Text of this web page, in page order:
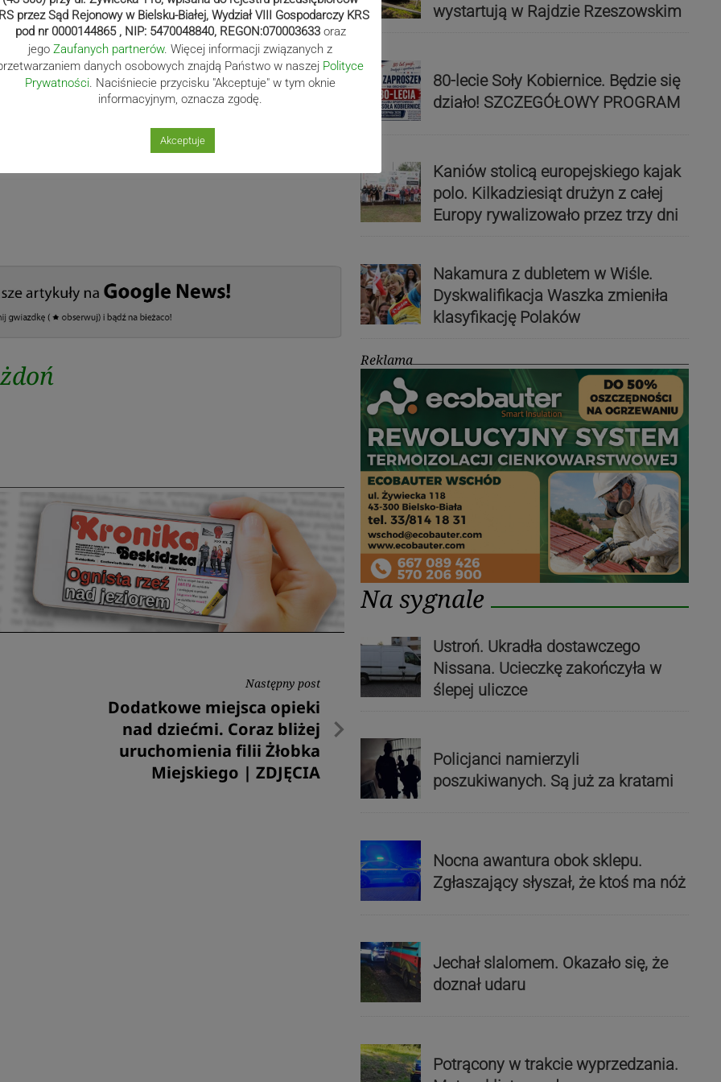
Następny post
Następny
post
Dodatkowe miejsca opieki
nad dziećmi. Coraz bliżej
uruchomienia filii Żłobka
Miejskiego | ZDJĘCIA
wystartują w Rajdzie Rzeszowskim
80-lecie Soły Kobiernice. Będzie się
działo! SZCZEGÓŁOWY PROGRAM
Kaniów stolicą europejskiego kajak
polo. Kilkadziesiąt drużyn z całej
Europy rywalizowało przez trzy dni
Nakamura z dubletem w Wiśle.
Dyskwalifikacja Waszka zmieniła
klasyfikację Polaków
Reklama
Na sygnale
Ustroń. Ukradła dostawczego
Nissana. Ucieczkę zakończyła w
ślepej uliczce
Policjanci namierzyli
poszukiwanych. Są już za kratami
Nocna awantura obok sklepu.
Zgłaszający słyszał, że ktoś ma nóż
Jechał slalomem. Okazało się, że
doznał udaru
Potrącony w trakcie wyprzedzania.
przez Sąd Rejonowy w Bielsku-Białej, Wydział VIII Gospodarczy KRS
pod nr 0000144865 , NIP: 5470048840, REGON:070003633 oraz
jego Zaufanych partnerów. Więcej informacji związanych z
danych osobowych znajdą Państwo w naszej Polityce
Prywatności . Naciśniecie przycisku "Akceptuje" w tym oknie
informacyjnym, oznacza zgodę.
Akceptuje